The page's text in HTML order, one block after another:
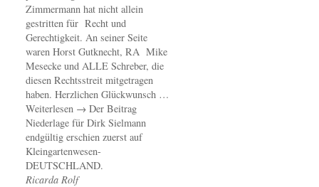
Zimmermann hat nicht allein
gestritten für Recht und
Gerechtigkeit. An seiner Seite
waren Horst Gutknecht, RA Mike
Mesecke und ALLE Schreber, die
diesen Rechtsstreit mitgetragen
haben. Herzlichen Glückwunsch …
Weiterlesen → Der Beitrag
Niederlage für Dirk Sielmann
endgültig erschien zuerst auf
Kleingartenwesen-
DEUTSCHLAND.
Ricarda Rolf